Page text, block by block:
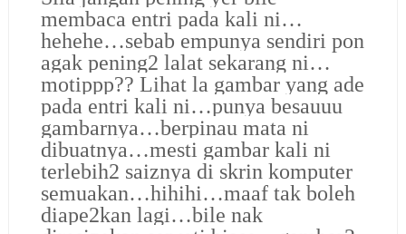
membaca entri pada kali ni…
hehehe…sebab empunya sendiri pon
agak pening2 lalat sekarang ni…
motippp?? Lihat la gambar yang ade
pada entri kali ni…punya besauuu
gambarnya…berpinau mata ni
dibuatnya…mesti gambar kali ni
terlebih2 saiznya di skrin komputer
semuakan…hihihi…maaf tak boleh
diape2kan lagi…bile nak